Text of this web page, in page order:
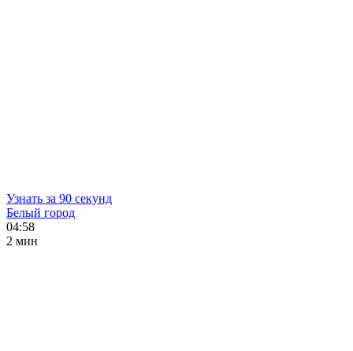
Узнать за 90 секунд
Белый город
04:58
2 мин